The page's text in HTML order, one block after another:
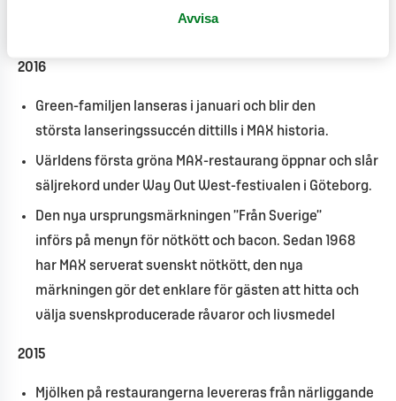
Avvisa
2016
Green-familjen lanseras i januari och blir den
största lanseringssuccén dittills i MAX historia.
Världens första gröna MAX-restaurang öppnar och slår
säljrekord under Way Out West-festivalen i Göteborg.
Den nya ursprungsmärkningen ”Från Sverige”
införs på menyn för nötkött och bacon. Sedan 1968
har MAX serverat svenskt nötkött, den nya
märkningen gör det enklare för gästen att hitta och
välja svenskproducerade råvaror och livsmedel
2015
Mjölken på restaurangerna levereras från närliggande